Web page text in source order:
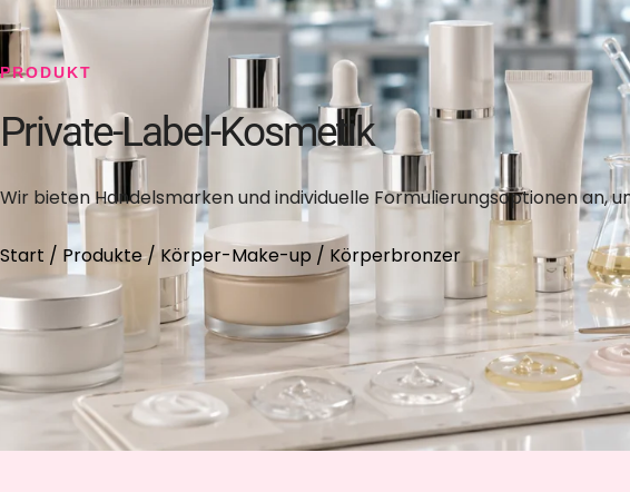
PRODUKT
Private-Label-Kosmetik
Wir bieten Handelsmarken und individuelle Formulierungsoptionen an,
Start / Produkte/ Körper-Make-up / Körperbronzer